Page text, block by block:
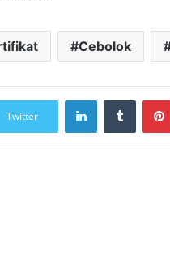
Cebolok
Twitter
LinkedInTumblr